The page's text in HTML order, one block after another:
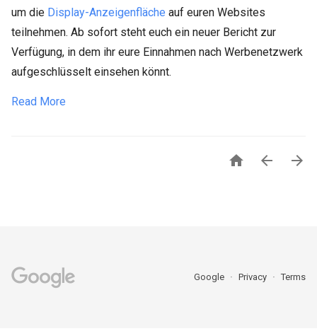
um die Display-Anzeigenfläche auf euren Websites
teilnehmen. Ab sofort steht euch ein neuer Bericht zur
Verfügung, in dem ihr eure Einnahmen nach Werbenetzwerk
aufgeschlüsselt einsehen könnt.
Read More
  
Google Privacy Terms